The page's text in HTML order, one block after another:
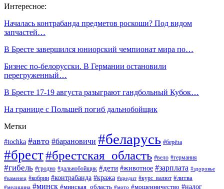
Интересное:
Началась контрабанда предметов роскоши? Под видом
запчастей…
В Бресте завершился юниорский чемпионат мира по…
Бизнес по-белорусски. В Германии остановили
перегруженный…
В Бресте 17-19 августа разыграют гандбольный Кубок…
На границе с Польшей погиб дальнобойщик
Метки
#tochka #авто #барановичи #беларусь #берёза
#брест#брестская_область #вело #германия
#гибель #гродно #дальнобойщик #дети #животное #зарплата #здоровье
#каменец #кобрин #контрабанда #кража #кредит #курс_валют #литва
#медицина #минск #минская_область #мото #мошенничество #налог